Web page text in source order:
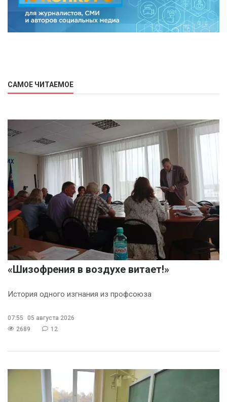
САМОЕ ЧИТАЕМОЕ
«Шизофрения в воздухе витает!»
История одного изгнания из профсоюза
07:55
05 августа 2026
2689
12